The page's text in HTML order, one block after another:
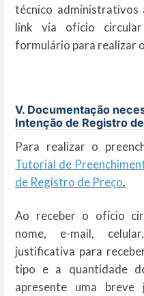
técnico
link via ofício
formulário para realizar
V. Documentação
Intenção de Registro
Para realizar o
Tutorial de
de Registro de Preço.
Ao receber o ofício
nome, e-mail,
justificativa para
tipo e a quantidade
apresente uma